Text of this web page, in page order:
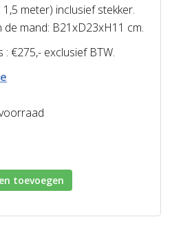
1,5 meter) inclusief stekker.
de mand: B21xD23xH11 cm.
: €275,- exclusief BTW.
toevoegen